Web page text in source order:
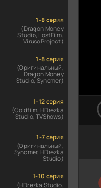
1-8 серия
(Dragon Money
Studio, LostFilm,
ViruseProject)
1-8 серия
(Оригинальный,
Dragon Money
Studio, Syncmer)
1-12 серия
(Coldfilm, HDrezka
Studio, TVShows)
1-7 серия
(Оригинальный,
Syncmer, HDrezka
Studio)
1-10 серия
(HDrezka Studio,